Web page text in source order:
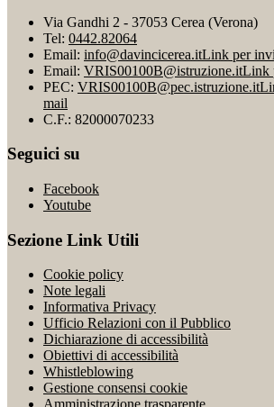
Via Gandhi 2 - 37053 Cerea (Verona)
Tel: 0442.82064
Email: info@davincicerea.itLink per
Email: VRIS00100B@istruzione.itLink
PEC: VRIS00100B@pec.istruzione.it
mail
C.F.: 82000070233
Seguici su
Facebook
Youtube
Sezione Link Utili
Cookie policy
Note legali
Informativa Privacy
Ufficio Relazioni con il Pubblico
Dichiarazione di accessibilità
Obiettivi di accessibilità
Whistleblowing
Gestione consensi cookie